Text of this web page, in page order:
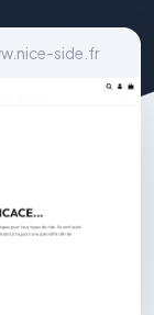
side.fr